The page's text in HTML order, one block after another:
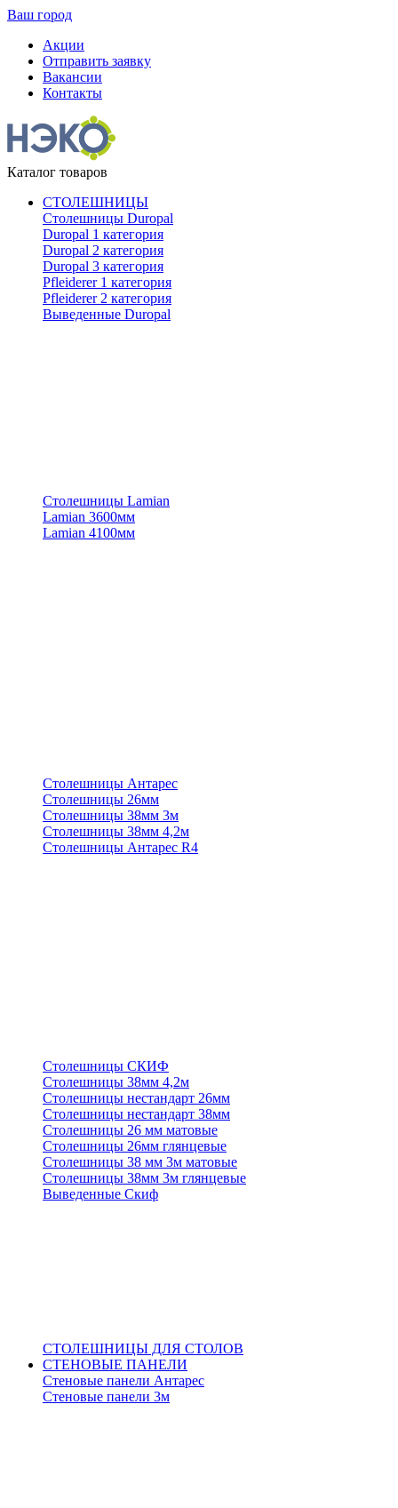
Ваш город
Акции
Отправить заявку
Вакансии
Контакты
Каталог товаров
СТОЛЕШНИЦЫ
Столешницы Duropal
Duropal 1 категория
Duropal 2 категория
Duropal 3 категория
Pfleiderer 1 категория
Pfleiderer 2 категория
Выведенные Duropal
Столешницы Lamian
Lamian 3600мм
Lamian 4100мм
Столешницы Антарес
Столешницы 26мм
Столешницы 38мм 3м
Столешницы 38мм 4,2м
Столешницы Антарес R4
Столешницы СКИФ
Столешницы 38мм 4,2м
Столешницы нестандарт 26мм
Столешницы нестандарт 38мм
Столешницы 26 мм матовые
Столешницы 26мм глянцевые
Столешницы 38 мм 3м матовые
Столешницы 38мм 3м глянцевые
Выведенные Скиф
СТОЛЕШНИЦЫ ДЛЯ СТОЛОВ
СТЕНОВЫЕ ПАНЕЛИ
Стеновые панели Антарес
Стеновые панели 3м